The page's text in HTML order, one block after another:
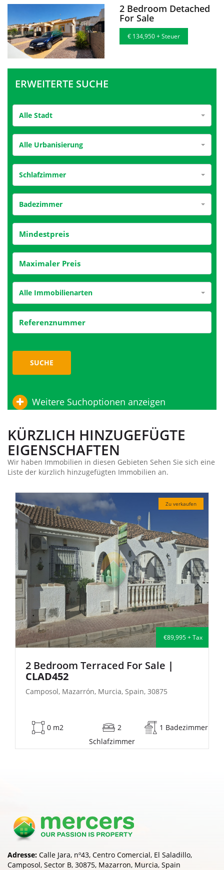
2 Bedroom Detached
For Sale
€ 134,950 + Steuer
ERWEITERTE SUCHE
Alle Stadt
Alle Urbanisierung
Schlafzimmer
Badezimmer
Alle Immobilienarten
SUCHE
Weitere Suchoptionen anzeigen
KÜRZLICH HINZUGEFÜGTE
EIGENSCHAFTEN
Wir haben Immobilien in diesen Gebieten Sehen Sie sich eine
Liste der kürzlich hinzugefügten Immobilien an.
Tax €135,000 +
Zu verkaufen
2 Bedroom Semi-Detached For Sale
| FB140
Camposol, Mazarrón, Murcia, Spain, 30875
2
Schlafzimmer
1
Adresse: Calle Jara, nº43, Centro Comercial, El Saladillo,
Camposol, Sector B, 30875, Mazarron, Murcia, Spain